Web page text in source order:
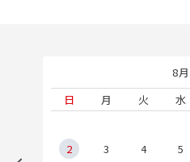
8月
日
月 火 水
2
3 4 5